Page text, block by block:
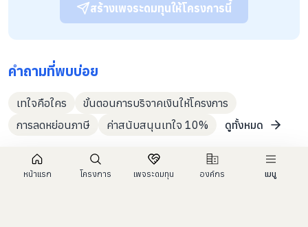
หน้าแรก โครงการ เพจระดมทุน องค์กร เมนู
สร้างเพจระดมทุนให้โครงการนี้
คำถามที่พบบ่อย
เทใจคือใคร
ขั้นตอนการบริจาคเงินให้โครงการ
การลดหย่อนภาษี
ค่าสนับสนุนเทใจ 10% ดูทั้งหมด